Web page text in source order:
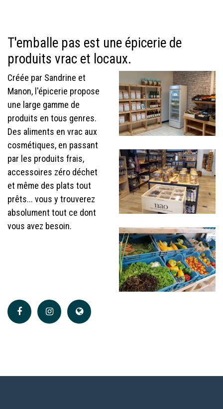
T'emballe pas est une épicerie de
produits vrac et locaux.
Créée par Sandrine et
Manon, l'épicerie propose
une large gamme de
produits en tous genres.
Des aliments en vrac aux
cosmétiques, en passant
par les produits frais,
accessoires zéro déchet
et même des plats tout
prêts... vous y trouverez
absolument tout ce dont
vous avez besoin.